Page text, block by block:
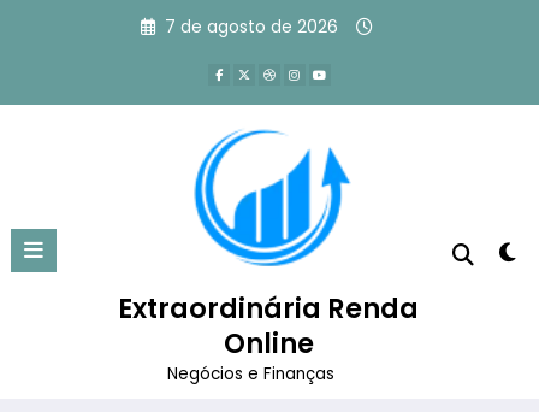
7 de agosto de 2026
Extraordinária Renda
Online
Negócios e Finanças
Tag: como ganhar dinheiro
assistindo videos
Página inicial como ganhar dinheiro assistindo videos